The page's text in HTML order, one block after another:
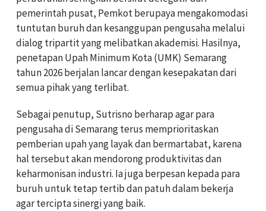
pemerintah pusat, Pemkot berupaya mengakomodasi
tuntutan buruh dan kesanggupan pengusaha melalui
dialog tripartit yang melibatkan akademisi. Hasilnya,
penetapan Upah Minimum Kota (UMK) Semarang
tahun 2026 berjalan lancar dengan kesepakatan dari
semua pihak yang terlibat.
Sebagai penutup, Sutrisno berharap agar para
pengusaha di Semarang terus memprioritaskan
pemberian upah yang layak dan bermartabat, karena
hal tersebut akan mendorong produktivitas dan
keharmonisan industri. Ia juga berpesan kepada para
buruh untuk tetap tertib dan patuh dalam bekerja
agar tercipta sinergi yang baik.